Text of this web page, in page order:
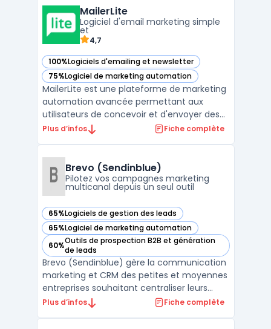
et une analyse en temps réel des résultats
de la cam ...
MailerLite
Logiciel d'email marketing simple
et
4,7
100%Logiciels d'emailing et newsletter
— voir MailerLite dans cette catégorie
75%Logiciel de marketing automation
— voir MailerLite dans cette catégorie
MailerLite est une plateforme de marketing
automation avancée permettant aux
utilisateurs de concevoir et d'envoyer des
campagnes email professionnelles. Que
MailerLite vous offre les fonctionnalités
dont vous avez besoin ...
Plus d’infos Fiche complète
Brevo (Sendinblue)
Pilotez vos campagnes marketing
multicanal depuis un seul outil
65%Logiciels de gestion des leads
— voir Brevo (Sendinblue) dans cette catégorie
65%Logiciel de marketing automation
— voir Brevo (Sendinblue) dans cette catégorie
60%Outils de prospection B2B et génération
de leads
— voir Brevo (Sendinblue) dans cette catégorie
Brevo (Sendinblue) gère la communication
marketing et CRM des petites et moyennes
entreprises souhaitant centraliser leurs
actions sans multiplier les outils. La
Plus d’infos Fiche complète